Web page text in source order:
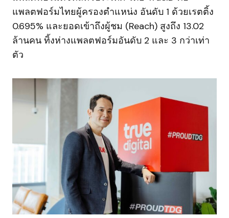
แพลตฟอร์มไทยผู้ครองตำแหน่ง อันดับ 1 ด้วยเรตติ้ง
0.695% และยอดเข้าถึงผู้ชม (Reach) สูงถึง 13.02
ล้านคน ทิ้งห่างแพลตฟอร์มอันดับ 2 และ 3 กว่าเท่า
ตัว